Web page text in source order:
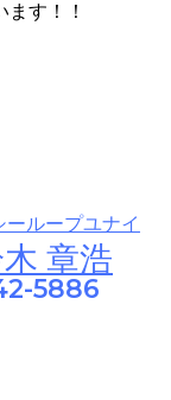
5886
す！！
ループユナイ
章浩